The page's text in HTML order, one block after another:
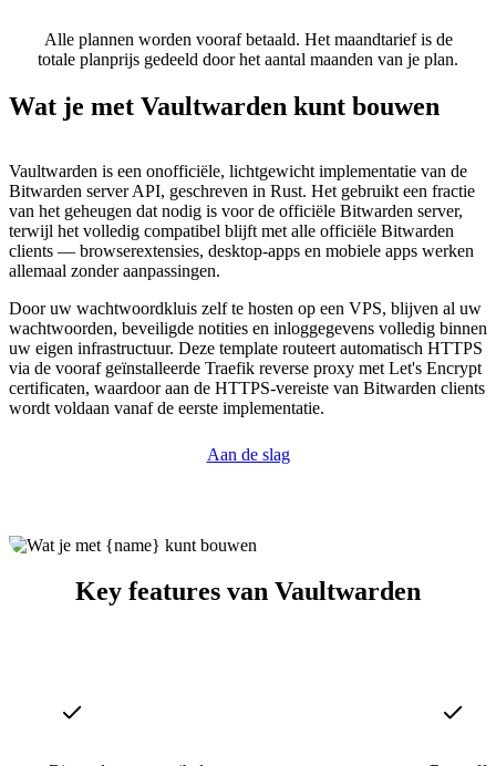
Alle plannen worden vooraf betaald. Het maandtarief is de
totale planprijs gedeeld door het aantal maanden van je plan.
Wat je met Vaultwarden kunt bouwen
Vaultwarden is een onofficiële, lichtgewicht implementatie van de
Bitwarden server API, geschreven in Rust. Het gebruikt een fractie
van het geheugen dat nodig is voor de officiële Bitwarden server,
terwijl het volledig compatibel blijft met alle officiële Bitwarden
clients — browserextensies, desktop-apps en mobiele apps werken
allemaal zonder aanpassingen.
Door uw wachtwoordkluis zelf te hosten op een VPS, blijven al uw
wachtwoorden, beveiligde notities en inloggegevens volledig binnen
uw eigen infrastructuur. Deze template routeert automatisch HTTPS
via de vooraf geïnstalleerde Traefik reverse proxy met Let's Encrypt
certificaten, waardoor aan de HTTPS-vereiste van Bitwarden clients
wordt voldaan vanaf de eerste implementatie.
Aan de slag
Key features van Vaultwarden